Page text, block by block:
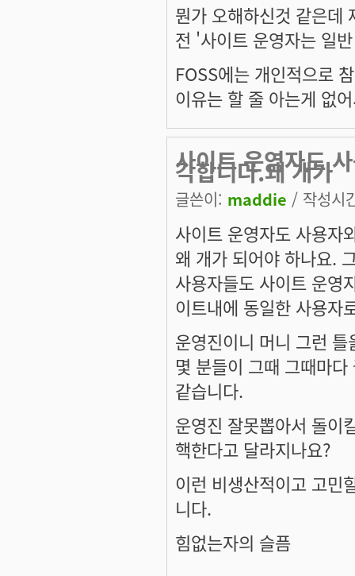
뭔가 오해하신것 같은데
전 '사이트 운영자는 일
FOSS에는 개인적으로
이유는 할 줄 아는게 없
사이트 운영자도
각합니다.왜 개가
글쓴이: maddie / 작성시
사이트 운영자도 사용자
왜 개가 되어야 하나요.
사용자들도 사이트 운영
이트내에 동일한 사용자
운영진이니 머니 그런
몇 분들이 그때 그때마
같습니다.
운영진 잘못뽑아서 돌이
핵한다고 달라지나요?
이런 비생산적이고 고민
니다.
힘없는자의 슬픔